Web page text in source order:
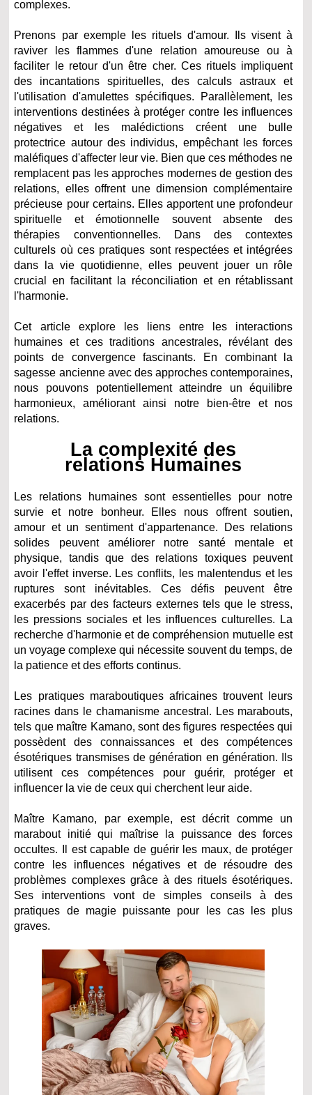
complexes.
Prenons par exemple les rituels d'amour. Ils visent à
raviver les flammes d'une relation amoureuse ou à
faciliter le retour d'un être cher. Ces rituels impliquent
des incantations spirituelles, des calculs astraux et
l'utilisation d'amulettes spécifiques. Parallèlement, les
interventions destinées à protéger contre les influences
négatives et les malédictions créent une bulle
protectrice autour des individus, empêchant les forces
maléfiques d'affecter leur vie. Bien que ces méthodes ne
remplacent pas les approches modernes de gestion des
relations, elles offrent une dimension complémentaire
précieuse pour certains. Elles apportent une profondeur
spirituelle et émotionnelle souvent absente des
thérapies conventionnelles. Dans des contextes
culturels où ces pratiques sont respectées et intégrées
dans la vie quotidienne, elles peuvent jouer un rôle
crucial en facilitant la réconciliation et en rétablissant
l'harmonie.
Cet article explore les liens entre les interactions
humaines et ces traditions ancestrales, révélant des
points de convergence fascinants. En combinant la
sagesse ancienne avec des approches contemporaines,
nous pouvons potentiellement atteindre un équilibre
harmonieux, améliorant ainsi notre bien-être et nos
relations.
La complexité des
relations Humaines
Les relations humaines sont essentielles pour notre
survie et notre bonheur. Elles nous offrent soutien,
amour et un sentiment d'appartenance. Des relations
solides peuvent améliorer notre santé mentale et
physique, tandis que des relations toxiques peuvent
avoir l'effet inverse. Les conflits, les malentendus et les
ruptures sont inévitables. Ces défis peuvent être
exacerbés par des facteurs externes tels que le stress,
les pressions sociales et les influences culturelles. La
recherche d'harmonie et de compréhension mutuelle est
un voyage complexe qui nécessite souvent du temps, de
la patience et des efforts continus.
Les pratiques maraboutiques africaines trouvent leurs
racines dans le chamanisme ancestral. Les marabouts,
tels que maître Kamano, sont des figures respectées qui
possèdent des connaissances et des compétences
ésotériques transmises de génération en génération. Ils
utilisent ces compétences pour guérir, protéger et
influencer la vie de ceux qui cherchent leur aide.
Maître Kamano, par exemple, est décrit comme un
marabout initié qui maîtrise la puissance des forces
occultes. Il est capable de guérir les maux, de protéger
contre les influences négatives et de résoudre des
problèmes complexes grâce à des rituels ésotériques.
Ses interventions vont de simples conseils à des
pratiques de magie puissante pour les cas les plus
graves.